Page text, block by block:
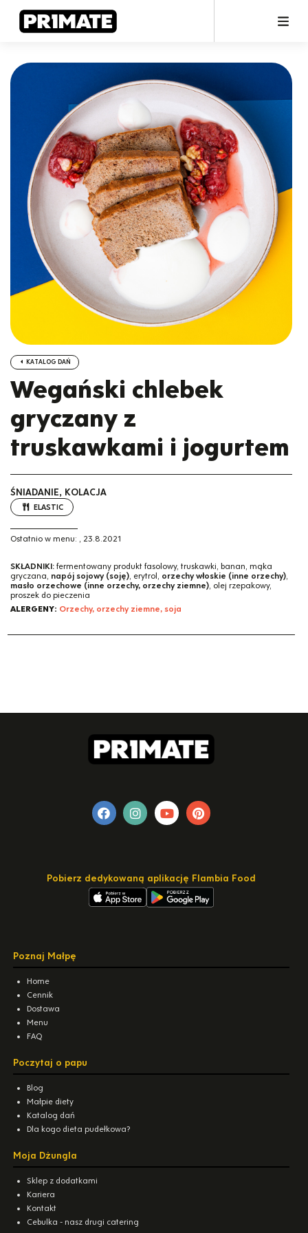
KATALOG DAŃ
Wegański chlebek
gryczany z
truskawkami i jogurtem
ŚNIADANIE, KOLACJA
ELASTIC
Ostatnio w menu: , 23.8.2021
SKŁADNIKI: fermentowany produkt fasolowy, truskawki, banan, mąka
gryczana, napój sojowy (soję), erytrol, orzechy włoskie (inne orzechy),
masło orzechowe (inne orzechy, orzechy ziemne), olej rzepakowy,
proszek do pieczenia
ALERGENY: Orzechy, orzechy ziemne, soja
Pobierz dedykowaną aplikację Flambia Food
Poznaj Małpę
Home
Cennik
Dostawa
Menu
FAQ
Poczytaj o papu
Blog
Małpie diety
Katalog dań
Dla kogo dieta pudełkowa?
Moja Dżungla
Sklep z dodatkami
Kariera
Kontakt
Cebulka - nasz drugi catering